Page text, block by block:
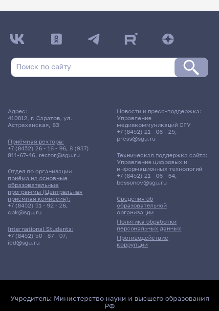
Адрес:
410012, г. Саратов, ул.
Астраханская, 83
Приёмная ректора:
+7 (8452) 26 - 16 - 96, 8 (937)
811-67-46, rector@sgu.ru
Отдел по организации
приёма на основные
образовательные
программы (Центральная
приёмная комиссия):
+7 (8452) 51 - 92 - 26,
cpk@sgu.ru
International Students:
+7 (8452) 50 - 87 - 07,
ied@sgu.ru
Сведения об
образовательной
организации
Политика обработки
персональных данных
Противодействие
коррупции
Новости и пресс-поддержка:
Управление
медиакоммуникаций СГУ
+7 (8452) 21 - 06 - 25,
press@sgu.ru
Техническая поддержка сайта:
Управление цифровых и
информационных технологий
+7 (8452) 21 - 06 - 64,
bessonov@sgu.ru
Учредитель: Министерство науки и высшего образования
РФ